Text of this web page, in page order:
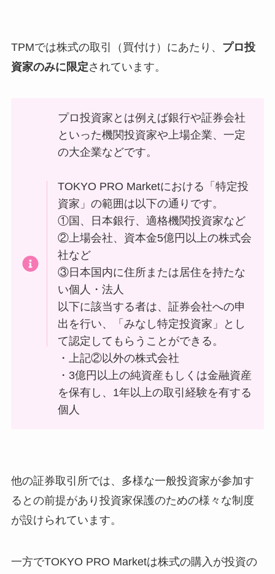
TPMでは株式の取引（買付け）にあたり、 プロ投
資家のみに限定されています。
プロ投資家とは例えば銀行や証券会社
といった機関投資家や上場企業、一定
の大企業などです。
TOKYO PRO Marketにおける「特定投
資家」の範囲は以下の通りです。
①国、日本銀行、適格機関投資家など
②上場会社、資本金5億円以上の株式会
社など
③日本国内に住所または居住を持たな
い個人・法人
以下に該当する者は、証券会社への申
出を行い、「みなし特定投資家」とし
て認定してもらうことができる。
・上記②以外の株式会社
・3億円以上の純資産もしくは金融資産
を保有し、1年以上の取引経験を有する
個人
他の証券取引所では、多様な一般投資家が参加す
るとの前提があり投資家保護のための様々な制度
が設けられています。
一方でTOKYO PRO Marketは株式の購入が投資の